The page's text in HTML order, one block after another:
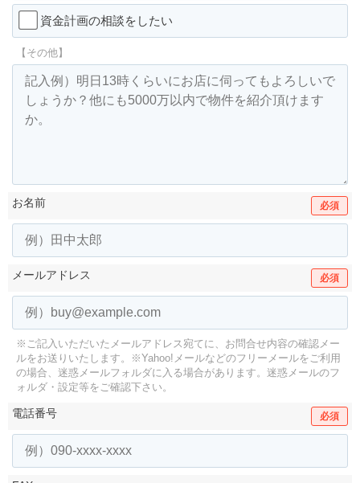
資金計画の相談をしたい
【その他】
お名前 必須
メールアドレス 必須
※ご記入いただいたメールアドレス宛てに、お問合せ内容の確認メー
ルをお送りいたします。
※Yahoo!メールなどのフリーメールをご利用
の場合、迷惑メールフォルダに入る場合があります。 迷惑メールのフ
ォルダ・設定等をご確認下さい。
電話番号 必須